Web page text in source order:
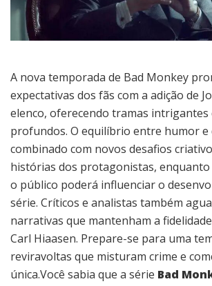
A nova temporada de Bad Monkey
expectativas dos fãs com a adição de
elenco, oferecendo tramas intrigantes
profundos. O equilíbrio entre humor e
combinado com novos desafios
histórias dos protagonistas, enquanto
o público poderá influenciar o
série. Críticos e analistas também
narrativas que mantenham a
Carl Hiaasen. Prepare-se para uma
reviravoltas que misturam crime e
única.Você sabia que a série Bad